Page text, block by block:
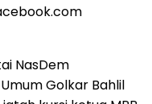
NasDem
Golkar Bahlil